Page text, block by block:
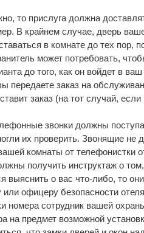
то прислуга должна
В крайнем случае, дверь
в комнате до тех пор,
может потребовать,
до того, как он войдет в
передаете заказ на
заказ (на тот случай,
звонки должны
их проверить. Звонящие не
комнаты от телефонистки
получить инструктаж о
выяснить о вас что-либо, то
офицеру безопасности
номера сотрудник вашей
на предмет возможной